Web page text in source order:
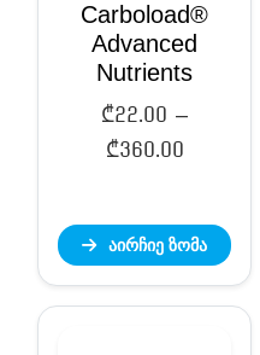
Carboload®
Advanced
Nutrients
₾ 22.00 –
₾ 360.00 Price
through
₾360.00
აირჩიე ზომა